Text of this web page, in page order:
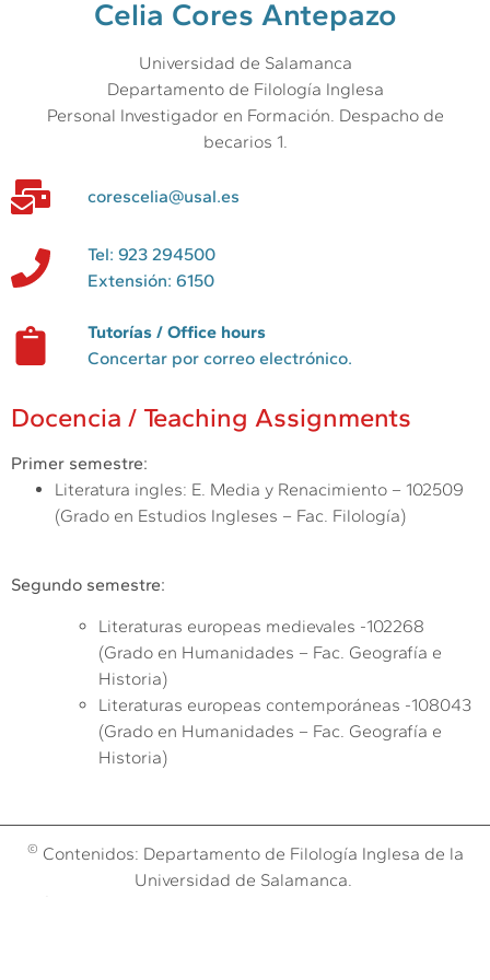
Celia Cores Antepazo
Universidad de Salamanca
Departamento de Filología Inglesa
Personal Investigador en Formación. Despacho de
becarios 1.
corescelia@usal.es
Tel: 923 294500
Extensión: 6150
Tutorías / Office hours
Concertar por correo electrónico.
Docencia / Teaching Assignments
Primer semestre:
Literatura ingles: E. Media y Renacimiento – 102509
(Grado en Estudios Ingleses – Fac. Filología)
Segundo semestre:
Literaturas europeas medievales -102268
(Grado en Humanidades – Fac. Geografía e
Historia)
Literaturas europeas contemporáneas -108043
(Grado en Humanidades – Fac. Geografía e
Historia)
© Contenidos: Departamento de Filología Inglesa de la
Universidad de Salamanca.